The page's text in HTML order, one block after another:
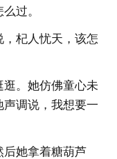
过。
杞人忧天，该怎
。她仿佛童心未
调说，我想要一
后她拿着糖葫芦